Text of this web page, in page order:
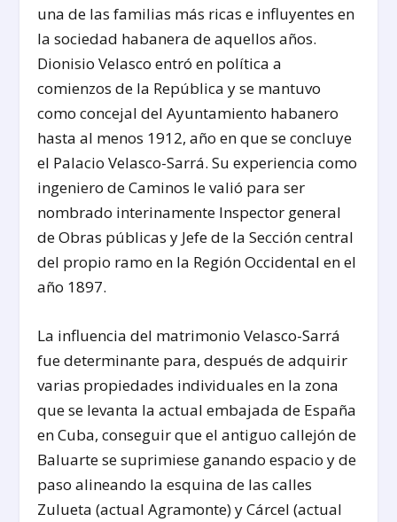
una de las familias más ricas e influyentes en
la sociedad habanera de aquellos años.
Dionisio Velasco entró en política a
comienzos de la República y se mantuvo
como concejal del Ayuntamiento habanero
hasta al menos 1912, año en que se concluye
el Palacio Velasco-Sarrá. Su experiencia como
ingeniero de Caminos le valió para ser
nombrado interinamente Inspector general
de Obras públicas y Jefe de la Sección central
del propio ramo en la Región Occidental en el
año 1897.
La influencia del matrimonio Velasco-Sarrá
fue determinante para, después de adquirir
varias propiedades individuales en la zona
que se levanta la actual embajada de España
en Cuba, conseguir que el antiguo callejón de
Baluarte se suprimiese ganando espacio y de
paso alineando la esquina de las calles
Zulueta (actual Agramonte) y Cárcel (actual